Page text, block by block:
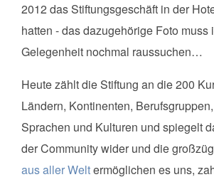
2012 das Stiftungsgeschäft in der
hatten - das dazugehörige Foto muss
Gelegenheit nochmal raussuchen…
Heute zählt die Stiftung an die 200
Ländern, Kontinenten,
Sprachen und Kulturen und spiegelt
der Community wider und die
aus aller Weltermöglichen es uns,